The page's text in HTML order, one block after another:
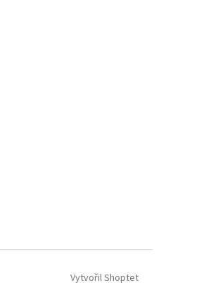
Vytvořil Shoptet